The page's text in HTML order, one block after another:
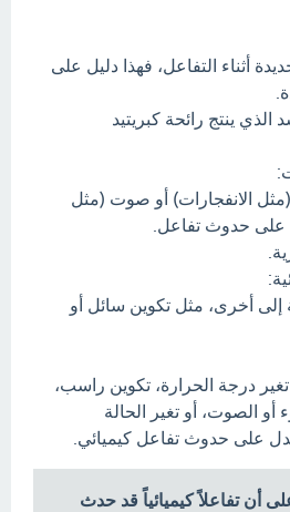
أثناء التفاعل، فهذا دليل على
ينتج رائحة كبريتيد
الانفجارات) أو صوت (مثل
على حدوث تفاعل.
إلى أخرى، مثل تكوين سائل أو
تغير درجة الحرارة، تكوين راسب،
أو الصوت، أو تغير الحالة
تدل على حدوث تفاعل كيميائي.
أن تفاعلاً كيميائياً قد حدث